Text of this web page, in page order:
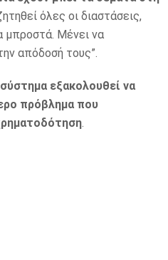
όλες οι διαστάσεις,
μπροστά. Μένει να
απόδοσή τους”.
εξακολουθεί να
πρόβλημα που
.